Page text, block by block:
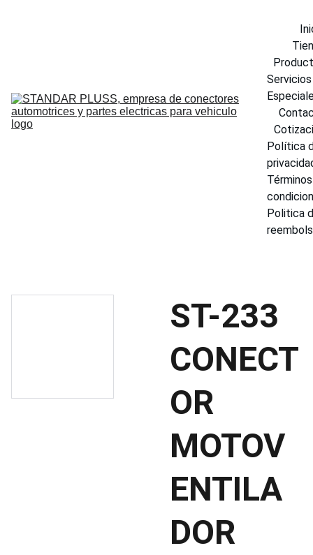
Servicios
Política
Politica
ST-233
CONECT
OR
MOTOV
ENTILA
DOR